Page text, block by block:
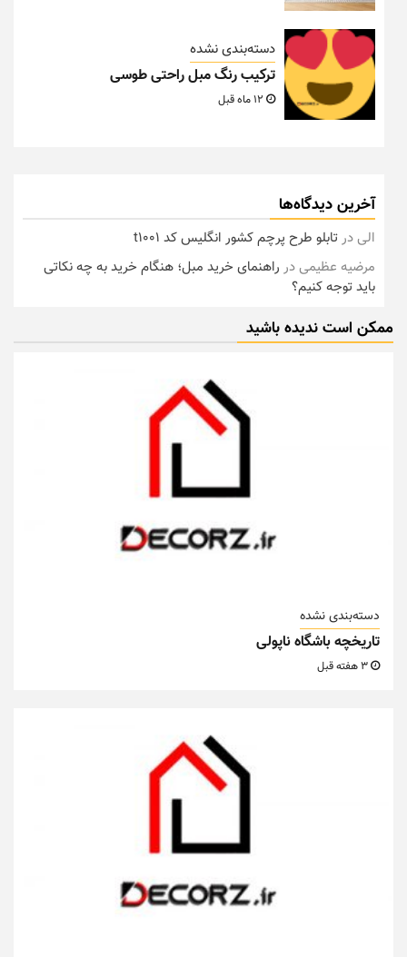
دسته‌بندی نشده
ترکیب رنگ مبل راحتی طوسی
آخرین دیدگاه‌ها
الیدرتابلو طرح پرچم کشور انگلیس کد t1001
مرضیه عظیمیدر راهنمای خرید مبل؛ هنگام خرید به چه نکاتی
باید توجه کنیم؟
ممکن است ندیده باشید
دسته‌بندی نشده
تاریخچه باشگاه ناپولی